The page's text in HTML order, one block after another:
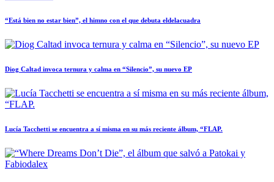
“Está bien no estar bien”, el himno con el que debuta eldelacuadra
Diog Caltad invoca ternura y calma en “Silencio”, su nuevo EP
Lucía Tacchetti se encuentra a sí misma en su más reciente álbum, “FLAP.